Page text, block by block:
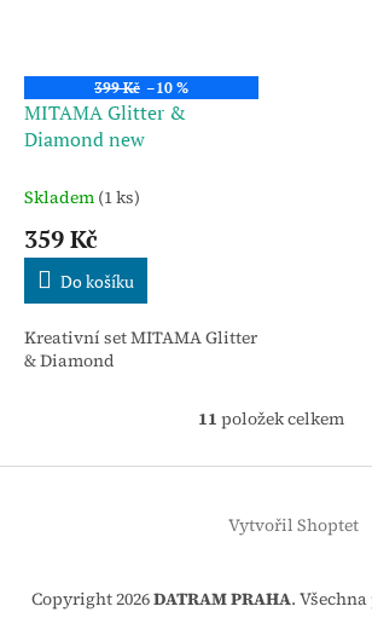
399 Kč –10 %
MITAMA Glitter &
Diamond new
Skladem (1 ks)
359 Kč
Do košíku
Kreativní set MITAMA Glitter
& Diamond
O
l
d
í
p
11 položek celkem
Z
Vytvořil Shoptet
Copyright 2026DATRAM PRAHA.